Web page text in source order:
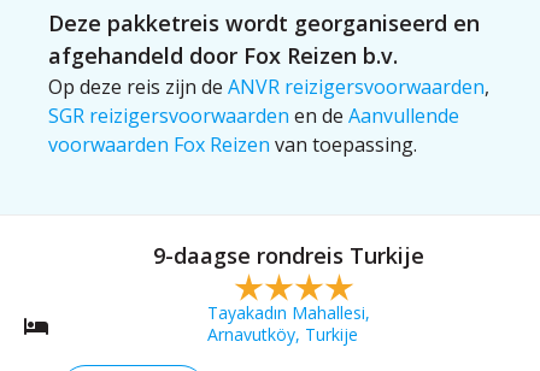
Deze pakketreis wordt georganiseerd en
afgehandeld door Fox Reizen b.v.
Op deze reis zijn de ANVR reizigersvoorwaarden,
SGR reizigersvoorwaarden en de Aanvullende
voorwaarden Fox Reizen van toepassing.
9-daagse rondreis Turkije
Tayakadın Mahallesi,
Arnavutköy, Turkije